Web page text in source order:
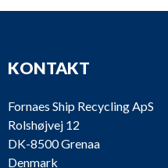
KONTAKT
Fornaes Ship Recycling ApS
Rolshøjvej 12
DK-8500 Grenaa
Denmark